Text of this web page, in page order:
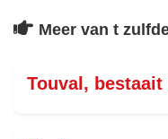
Meer van t
Touval,